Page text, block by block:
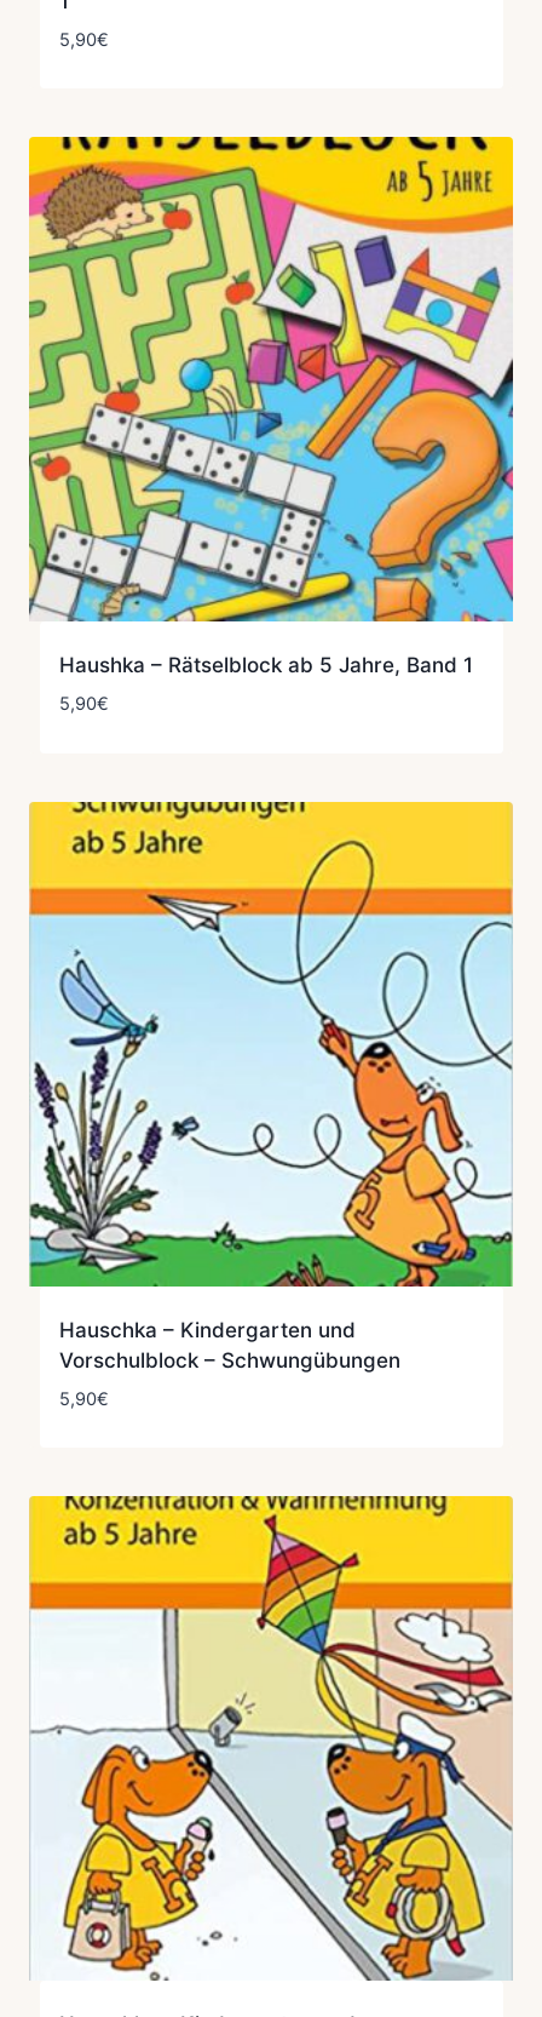
5,90€
Haushka – Rätselblock ab 5 Jahre, Band 1
5,90€
Hauschka – Kindergarten und
Vorschulblock – Schwungübungen
5,90€